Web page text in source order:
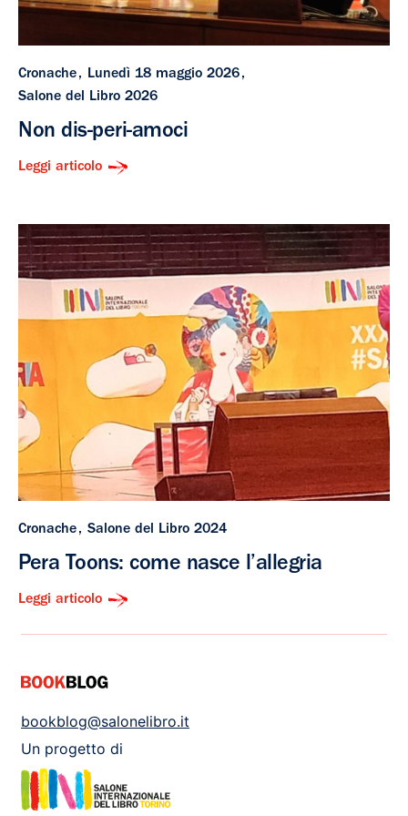
Cronache
Lunedì 18 maggio 2026
Salone del Libro 2026
Non dis-peri-amoci
Leggi articolo
Cronache Salone del Libro 2024
Pera Toons: come nasce l’allegria
Leggi articolo
bookblog@salonelibro.it
Un progetto di